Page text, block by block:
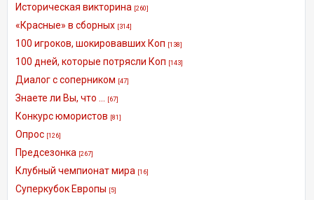
Историческая викторина [260]
«Красные» в сборных [314]
100 игроков, шокировавших Коп [138]
100 дней, которые потрясли Коп [143]
Диалог с соперником [47]
Знаете ли Вы, что ... [67]
Конкурс юмористов [81]
Опрос [126]
Предсезонка [267]
Клубный чемпионат мира [16]
Суперкубок Европы [5]